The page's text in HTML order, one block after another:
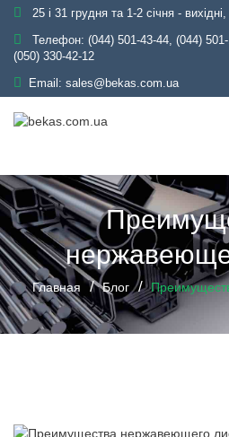
25 і 31 грудня та 1-2 січня -
Телефон: (044) 501-43-44, (044)
(050) 330-42-12
Email: sales@bekas.com.ua
Главная Блог